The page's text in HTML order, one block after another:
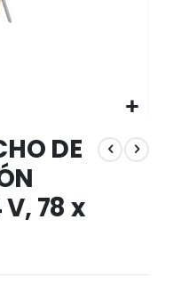
DE
V, 78 x